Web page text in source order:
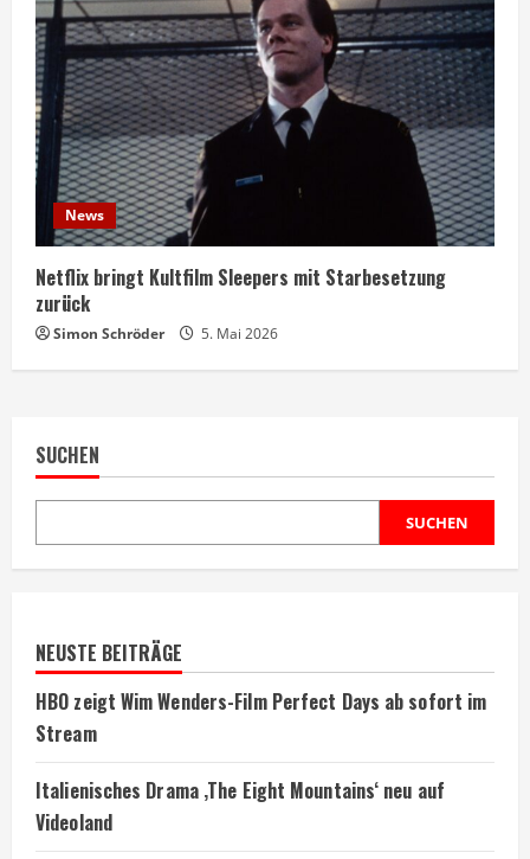
News
Netflix bringt Kultfilm Sleepers mit Starbesetzung
zurück
Simon Schröder 5. Mai 2026
SUCHEN
SUCHEN
NEUSTE BEITRÄGE
HBO zeigt Wim Wenders-Film Perfect Days ab sofort im
Stream
Italienisches Drama ‚The Eight Mountains‘ neu auf
Videoland